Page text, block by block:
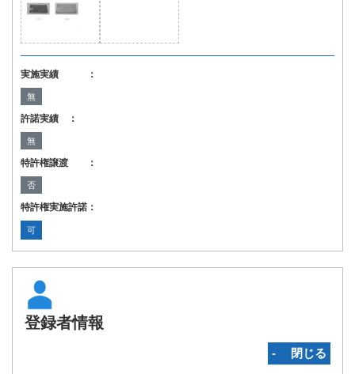
実施実績 ：
無
許諾実績 ：
無
特許権譲渡 ：
否
特許権実施許諾：
可
登録者情報
‐ 閉じる